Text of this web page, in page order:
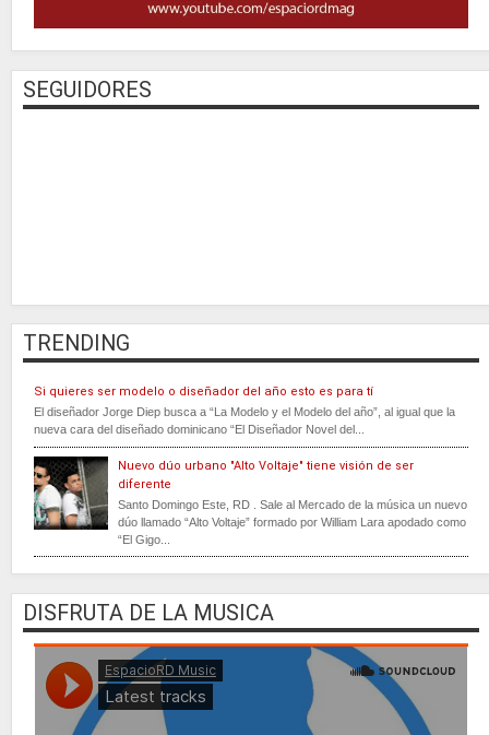
SEGUIDORES
TRENDING
Si quieres ser modelo o diseñador del año esto es para tí
El diseñador Jorge Diep busca a “La Modelo y el Modelo del año”, al igual que la
nueva cara del diseñado dominicano “El Diseñador Novel del...
Nuevo dúo urbano "Alto Voltaje" tiene visión de ser
diferente
Santo Domingo Este, RD . Sale al Mercado de la música un nuevo
dúo llamado “Alto Voltaje” formado por William Lara apodado como
“El Gigo...
DISFRUTA DE LA MUSICA